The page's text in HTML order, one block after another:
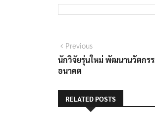
แนะแนว
เรื่อง
PreviousPrevious
post:
นักวิจัยรุ่นใหม่ พัฒนานวัตกร
อนาคต
RELATED POSTS